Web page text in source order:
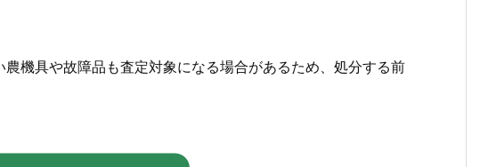
機具や故障品も査定対象になる場合があるため、処分する前